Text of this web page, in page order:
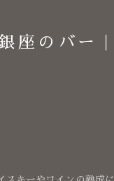
座のバー｜